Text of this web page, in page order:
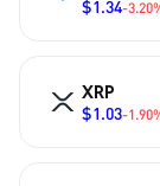
$1.34-
XRP
$1.03-